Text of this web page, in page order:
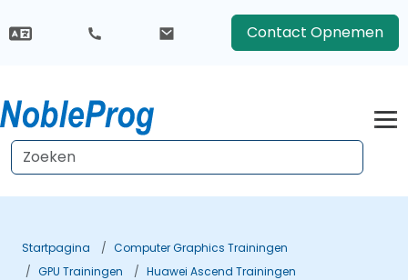
Contact Opnemen
Startpagina
Computer Graphics Trainingen
GPU Trainingen
Huawei Ascend Trainingen